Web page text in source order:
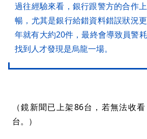
過往經驗來看，銀行跟警方的合作
暢，尤其是銀行給錯資料錯誤狀況
年就有大約20件，最終會導致員警
找到人才發現是烏龍一場。
（鏡新聞已上架86台，若無法收
台。）